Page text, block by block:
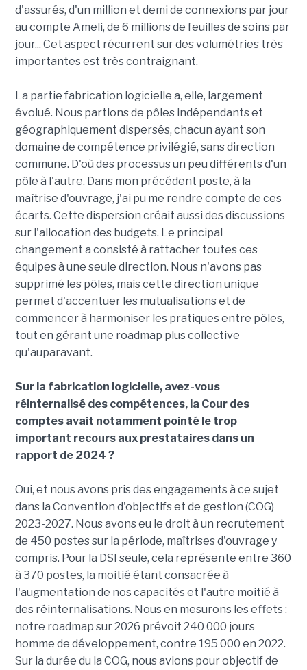
d'assurés, d'un million et demi de connexions par jour
au compte Ameli, de 6 millions de feuilles de soins par
jour... Cet aspect récurrent sur des volumétries très
importantes est très contraignant.
La partie fabrication logicielle a, elle, largement
évolué. Nous partions de pôles indépendants et
géographiquement dispersés, chacun ayant son
domaine de compétence privilégié, sans direction
commune. D'où des processus un peu différents d'un
pôle à l'autre. Dans mon précédent poste, à la
maîtrise d'ouvrage, j'ai pu me rendre compte de ces
écarts. Cette dispersion créait aussi des discussions
sur l'allocation des budgets. Le principal
changement a consisté à rattacher toutes ces
équipes à une seule direction. Nous n'avons pas
supprimé les pôles, mais cette direction unique
permet d'accentuer les mutualisations et de
commencer à harmoniser les pratiques entre pôles,
tout en gérant une roadmap plus collective
qu'auparavant.
Sur la fabrication logicielle, avez-vous
réinternalisé des compétences, la Cour des
comptes avait notamment pointé le trop
important recours aux prestataires dans un
rapport de 2024 ?
Oui, et nous avons pris des engagements à ce sujet
dans la Convention d'objectifs et de gestion (COG)
2023-2027. Nous avons eu le droit à un recrutement
de 450 postes sur la période, maîtrises d'ouvrage y
compris. Pour la DSI seule, cela représente entre 360
à 370 postes, la moitié étant consacrée à
l'augmentation de nos capacités et l'autre moitié à
des réinternalisations. Nous en mesurons les effets :
notre roadmap sur 2026 prévoit 240 000 jours
homme de développement, contre 195 000 en 2022.
Sur la durée du la COG, nous avions pour objectif de